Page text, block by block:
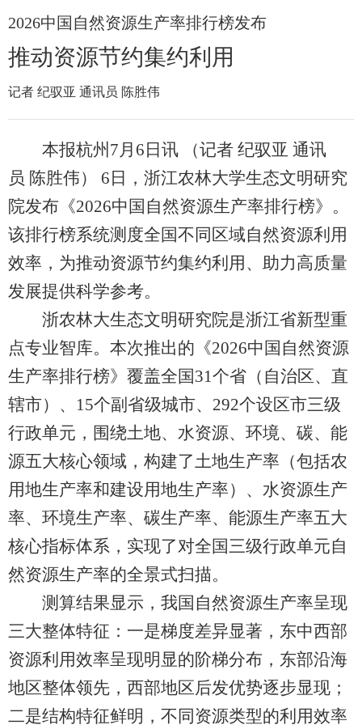
2026中国自然资源生产率排行榜发布
推动资源节约集约利用
记者 纪驭亚 通讯员 陈胜伟
本报杭州7月6日讯 （记者 纪驭亚 通讯
员 陈胜伟） 6日，浙江农林大学生态文明研究
院发布《2026中国自然资源生产率排行榜》。
该排行榜系统测度全国不同区域自然资源利用
效率，为推动资源节约集约利用、助力高质量
发展提供科学参考。
浙农林大生态文明研究院是浙江省新型重
点专业智库。本次推出的《2026中国自然资源
生产率排行榜》覆盖全国31个省（自治区、直
辖市）、15个副省级城市、292个设区市三级
行政单元，围绕土地、水资源、环境、碳、能
源五大核心领域，构建了土地生产率（包括农
用地生产率和建设用地生产率）、水资源生产
率、环境生产率、碳生产率、能源生产率五大
核心指标体系，实现了对全国三级行政单元自
然资源生产率的全景式扫描。
测算结果显示，我国自然资源生产率呈现
三大整体特征：一是梯度差异显著，东中西部
资源利用效率呈现明显的阶梯分布，东部沿海
地区整体领先，西部地区后发优势逐步显现；
二是结构特征鲜明，不同资源类型的利用效率